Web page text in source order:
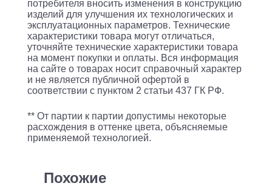
/
H755
FRONT
8GB
/
800W
потребителя вносить изменения в конструкцию
изделий для улучшения их технологических и
эксплуатационных параметров. Технические
характеристики товара могут отличаться,
уточняйте технические характеристики товара
на момент покупки и оплаты. Вся информация
на сайте о товарах носит справочный характер
и не является публичной офертой в
соответствии с пунктом 2 статьи 437 ГК РФ.
** От партии к партии допустимы некоторые
расхождения в оттенке цвета, объясняемые
применяемой технологией.
Похожие